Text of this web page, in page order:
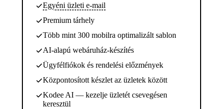
Egyéni üzleti e-mail
Premium tárhely
Több mint 300 mobilra optimalizált sablon
AI-alapú webáruház-készítés
Ügyfélfiókok és rendelési előzmények
Központosított készlet az üzletek között
Kodee AI — kezelje üzletét csevegésen
keresztül